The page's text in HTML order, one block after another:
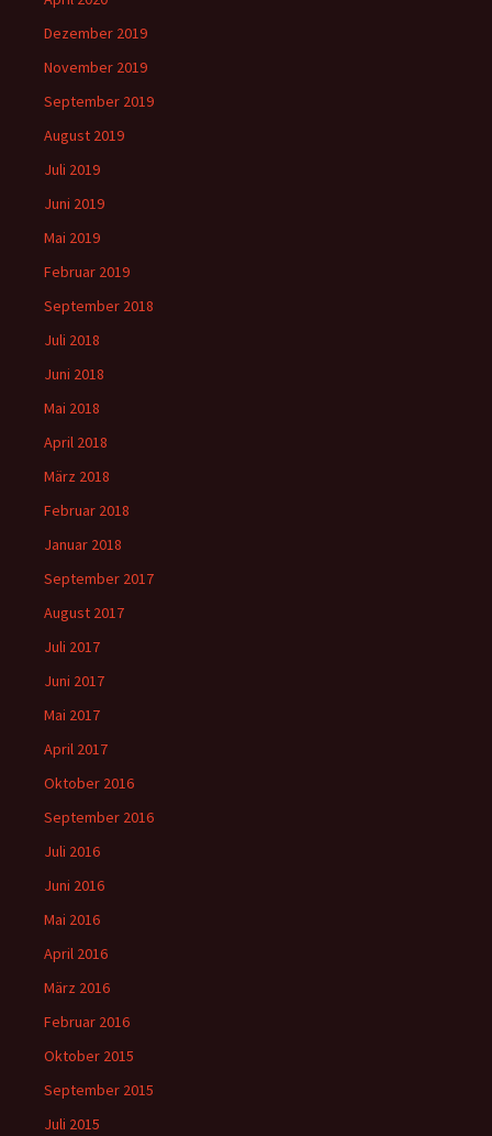
Dezember 2019
November 2019
September 2019
August 2019
Juli 2019
Juni 2019
Mai 2019
Februar 2019
September 2018
Juli 2018
Juni 2018
Mai 2018
April 2018
März 2018
Februar 2018
Januar 2018
September 2017
August 2017
Juli 2017
Juni 2017
Mai 2017
April 2017
Oktober 2016
September 2016
Juli 2016
Juni 2016
Mai 2016
April 2016
März 2016
Februar 2016
Oktober 2015
September 2015
Juli 2015